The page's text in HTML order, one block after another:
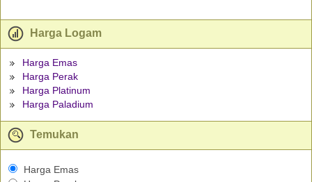
Harga Logam
Harga Emas
Harga Perak
Harga Platinum
Harga Paladium
Temukan
Harga Emas